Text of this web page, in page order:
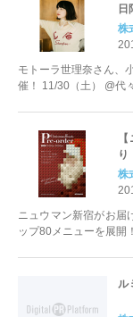
日
LA
株
モトーラ世理奈さん、
催！ 11/30（土） @代
り
株
ニュウマン新宿がお届
ップ80メニューを展開！
ル